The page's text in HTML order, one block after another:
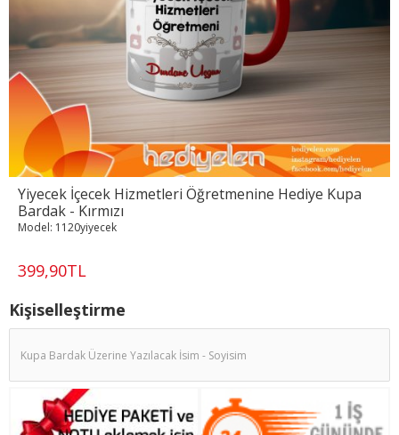
Yiyecek İçecek Hizmetleri Öğretmenine Hediye Kupa
Bardak - Kırmızı
399,90TL
Model: 1120yiyecek
Kişiselleştirme